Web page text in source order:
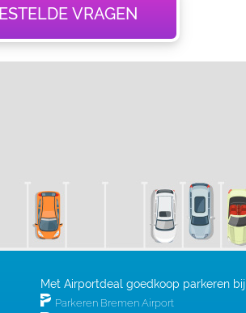
VRAGEN
Met Airportdeal goedkoop parkeren bij
Parkeren Bremen Airport